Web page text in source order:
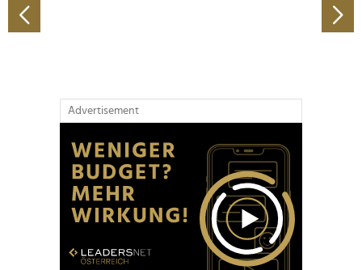
haben oder die sie im Rahmen Ihrer Nutzung der Dienste
gesammelt haben.
Advertisement